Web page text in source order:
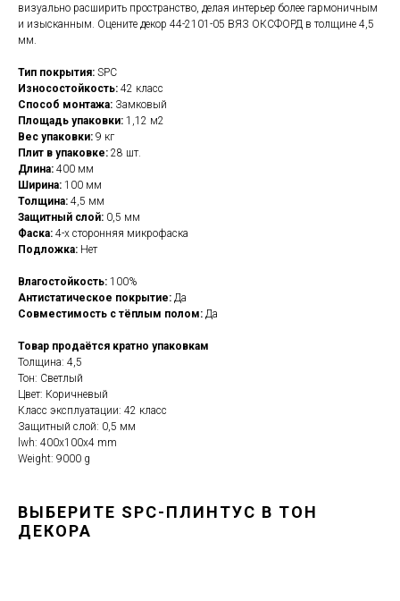
визуально расширить пространство, делая интерьер более гармоничным
и изысканным. Оцените декор 44-2101-05 ВЯЗ ОКСФОРД в толщине 4,5
мм.
Тип покрытия: SPC
Износостойкость: 42 класс
Способ монтажа: Замковый
Площадь упаковки: 1,12 м2
Вес упаковки: 9 кг
Плит в упаковке: 28 шт.
Длина: 400 мм
Ширина: 100 мм
Толщина: 4,5 мм
Защитный слой: 0,5 мм
Фаска: 4-х сторонняя микрофаска
Подложка: Нет
Влагостойкость: 100%
Антистатическое покрытие: Да
Совместимость с тёплым полом: Да
Товар продаётся кратно упаковкам
Толщина: 4,5
Тон: Светлый
Цвет: Коричневый
Класс эксплуатации: 42 класс
Защитный слой: 0,5 мм
lwh: 400x100x4 mm
Weight: 9000 g
ВЫБЕРИТЕ SPC-ПЛИНТУС В ТОН
ДЕКОРА